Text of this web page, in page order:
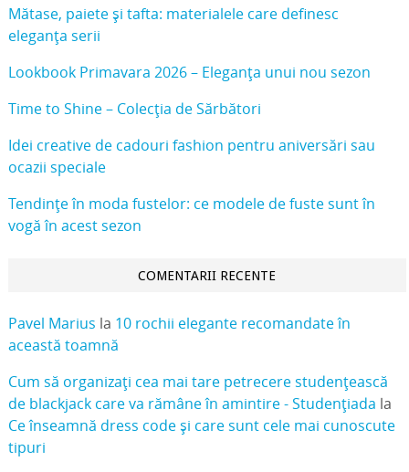
Mătase, paiete și tafta: materialele care definesc
eleganța serii
Lookbook Primavara 2026 – Eleganța unui nou sezon
Time to Shine – Colecția de Sărbători
Idei creative de cadouri fashion pentru aniversări sau
ocazii speciale
Tendințe în moda fustelor: ce modele de fuste sunt în
vogă în acest sezon
COMENTARII RECENTE
Pavel Marius la 10 rochii elegante recomandate în
această toamnă
Cum să organizați cea mai tare petrecere studențească
de blackjack care va rămâne în amintire - Studențiada la
Ce înseamnă dress code și care sunt cele mai cunoscute
tipuri